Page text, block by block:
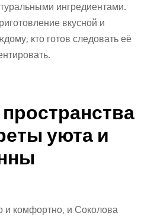
ингредиентами.
вкусной и
кто готов следовать её
уюта и
и комфортно, и Соколова